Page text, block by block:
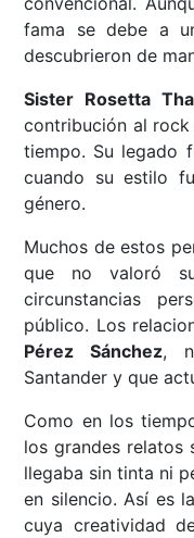
fama se debe a
descubrieron de
Sister Rosetta
contribución al
tiempo. Su legado
cuando su estilo
género.
Muchos de estos
que no valoró
circunstancias
público. Los
Pérez Sánchez,
Santander y que
Como en los
los grandes relatos
llegaba sin tinta ni
en silencio. Así es
cuya creatividad